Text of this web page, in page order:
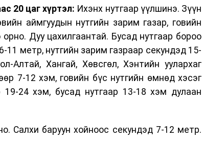
20 цаг хүртэл: Ихэнх нутгаар үүлшинэ. Зүүн
аймгуудын нутгийн зарим газар, говийн
Дуу цахилгаантай. Бусад нутгаар бороо
11 метр, нутгийн зарим газраар секундэд 15-
Алтай, Хангай, Хөвсгөл, Хэнтийн уулархаг
7-12 хэм, говийн бүс нутгийн өмнөд хэсэг
24 хэм, бусад нутгаар 13-18 хэм дулаан
Салхи баруун хойноос секундэд 7-12 метр.